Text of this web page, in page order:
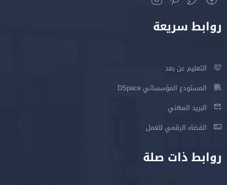
روابط سريعة
التعليم عن بعد
المستودع المؤسساتي DSpace
البريد المهني
الفضاء الرقمي للعمل
روابط ذات صلة